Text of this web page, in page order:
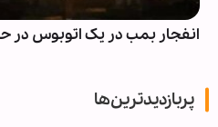
انفجار بمب در یک اتوبوس
پربازدیدترین‌ها